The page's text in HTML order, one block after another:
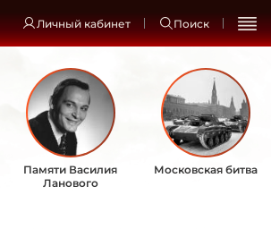
Личный кабинет Поиск
Памяти Василия
Ланового
Московская битва